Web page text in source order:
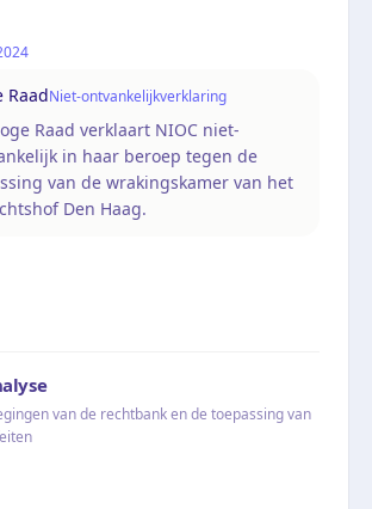
RaadNiet-ontvankelijkverklaring
Raad verklaart NIOC niet-
in haar beroep tegen de
van de wrakingskamer van het
Den Haag.
van de rechtbank en de toepassing van